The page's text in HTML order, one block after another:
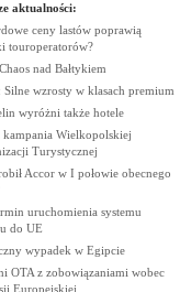
aktualności:
ceny lastów poprawią
touroperatorów?
nad Bałtykiem
Silne wzrosty w klasach premium
wyróżni także hotele
kampania Wielkopolskiej
Turystycznej
Accor w I połowie obecnego
uruchomienia systemu
do UE
wypadek w Egipcie
OTA z zobowiązaniami wobec
Europejskiej